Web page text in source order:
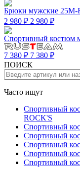
Брюки мужские 25M-
2 980 ₽ 2 980 ₽
Спортивный костюм
7 380 ₽ 7 380 ₽
ПОИСК
Часто ищут
Спортивный
ROCK'S
Спортивный
Спортивный
Спортивный
Спортивный
Спортивный